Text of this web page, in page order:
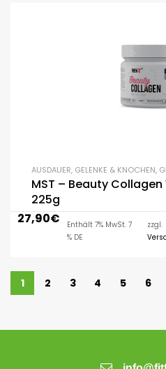
AUSDAUER, GELENKE & KNOCHEN,
MST – Beauty Collagen Verisol
225g
27,90€
Enthält 7% MwSt. 7
% DE
zzgl.
1 2 3 4 5 6